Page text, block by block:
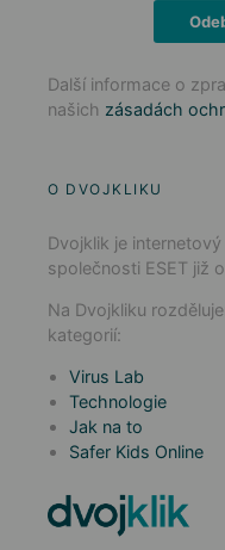
Další informace o
našich zásadách
O DVOJKLIKU
Dvojklik je
společnosti ESET již
Na Dvojkliku
kategorií:
Virus Lab
Technologie
Jak na to
Safer Kids Online